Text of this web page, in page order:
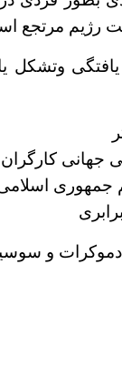
مرتجع
وتشکل
جهانی کارگران
جمهوری
و